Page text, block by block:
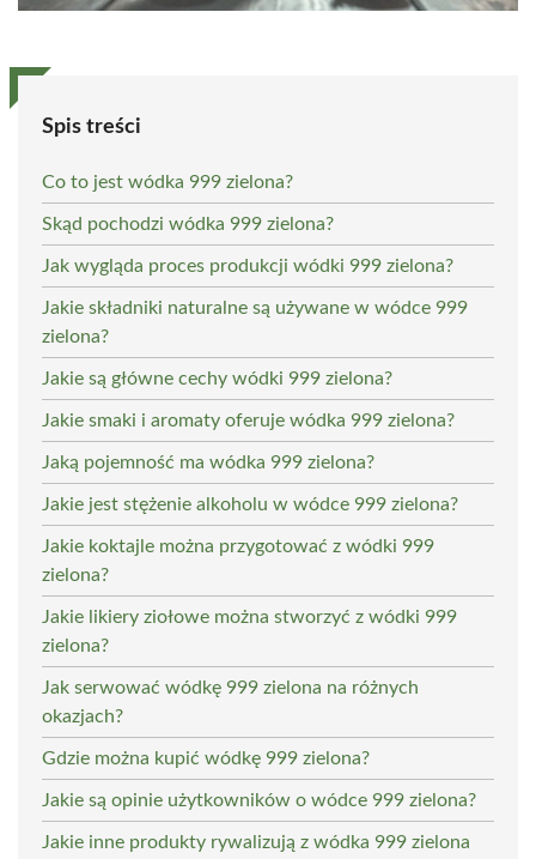
Spis treści
Co to jest wódka 999 zielona?
Skąd pochodzi wódka 999 zielona?
Jak wygląda proces produkcji wódki 999 zielona?
Jakie składniki naturalne są używane w wódce 999
zielona?
Jakie są główne cechy wódki 999 zielona?
Jakie smaki i aromaty oferuje wódka 999 zielona?
Jaką pojemność ma wódka 999 zielona?
Jakie jest stężenie alkoholu w wódce 999 zielona?
Jakie koktajle można przygotować z wódki 999
zielona?
Jakie likiery ziołowe można stworzyć z wódki 999
zielona?
Jak serwować wódkę 999 zielona na różnych
okazjach?
Gdzie można kupić wódkę 999 zielona?
Jakie są opinie użytkowników o wódce 999 zielona?
Jakie inne produkty rywalizują z wódka 999 zielona